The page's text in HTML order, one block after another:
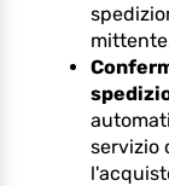
servizio